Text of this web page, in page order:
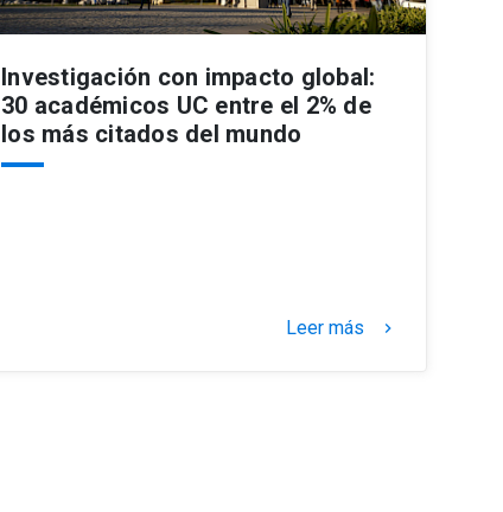
Investigación con impacto global:
30 académicos UC entre el 2% de
los más citados del mundo
Leer más keyboard_arrow_right